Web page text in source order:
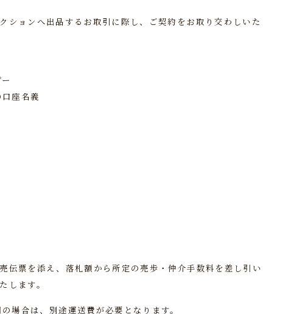
ションへ出品するお取引に際し、ご契約をお取り交わしいた
座名義
伝票を添え、落札額から所定の売歩・仲介手数料を差し引い
します。
場合は、別途運送費が必要となります。